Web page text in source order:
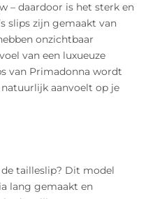
– daardoor is het sterk en
slips zijn gemaakt van
onzichtbaar
van een luxueuze
van Primadonna wordt
aanvoelt op je
tailleslip? Dit model
lang gemaakt en